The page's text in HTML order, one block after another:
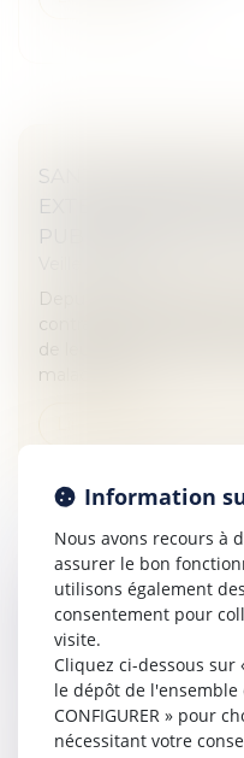
SANTÉ -
EXTENSION DU
PUBLIQUE |
Depuis le 1er avril
contractuels de droit
de leur activité dans la
maladie pro...
SÉPARATION DE
CONSTRUCTION
D’EUX - LA
Veille juridique
Lorsque deux
sur un terrain
Information
Nous avons recours à
assurer le bon
utilisons également
consentement pour
visite.
Cliquez ci-dessous sur
le dépôt de l'ensemble
CONFIGURER » pour
nécessitant votre